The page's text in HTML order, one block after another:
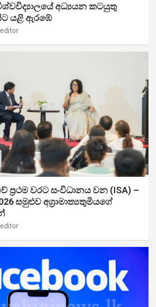
අධ්‍යයන කටයුතු
යළි ඇරඹේ
editor
ප්‍රථම වරට සංවිධානය වන (ISA) –
සමුළුව අග්‍රාමාත්‍යතුමියගේ
editor